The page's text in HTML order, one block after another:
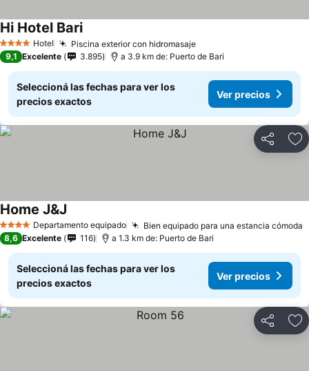
4 EstrellasHotel Piscina exterior con hidromasaje
Hi Hotel Bari
9,1 Excelente 3.895 a 3.9 km de: Puerto de Bari
Seleccioná las fechas para ver los
precios exactos
Ver precios
Compartir
4 EstrellasDepartamento equipado Bien equipado para una estancia cómoda
Home J&J
8,6 Excelente 116 a 1.3 km de: Puerto de Bari
Seleccioná las fechas para ver los
precios exactos
Ver precios
Compartir